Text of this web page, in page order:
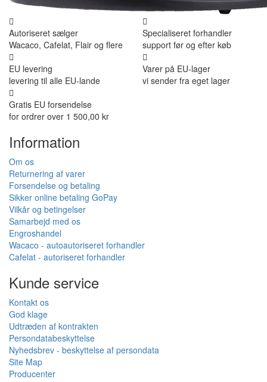
Autoriseret sælger
Wacaco, Cafelat, Flair og flere
Specialiseret forhandler
support før og efter køb
EU levering
levering til alle EU-lande
Varer på EU-lager
vi sender fra eget lager
Gratis EU forsendelse
for ordrer over 1 500,00 kr
Information
Om os
Returnering af varer
Forsendelse og betaling
Sikker online betaling GoPay
Vilkår og betingelser
Samarbejd med os
Engroshandel
Wacaco - autoautoriseret forhandler
Cafelat - autoriseret forhandler
Kunde service
Kontakt os
God klage
Udtræden af kontrakten
Persondatabeskyttelse
Nyhedsbrev - beskyttelse af persondata
Site Map
Producenter